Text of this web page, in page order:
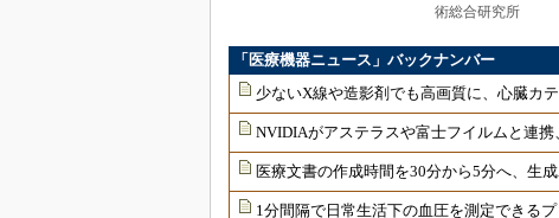
術総合研究所
「医療機器ニュース」バックナンバー
少ないX線や造影剤でも高画質に、心臓カ
NVIDIAがアステラスや富士フイルムと連
医療文書の作成時間を30分から5分へ、生
1分間隔で日常生活下の血圧を測定できる